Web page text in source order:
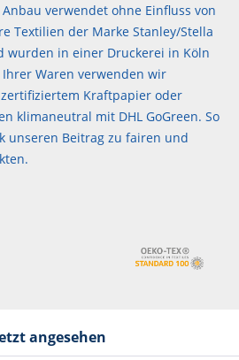
verwendet ohne Einfluss von
Textilien der Marke Stanley/Stella
wurden in einer Druckerei in Köln
Waren verwenden wir
zertifiziertem Kraftpapier oder
klimaneutral mit DHL GoGreen. So
unseren Beitrag zu fairen und
angesehen